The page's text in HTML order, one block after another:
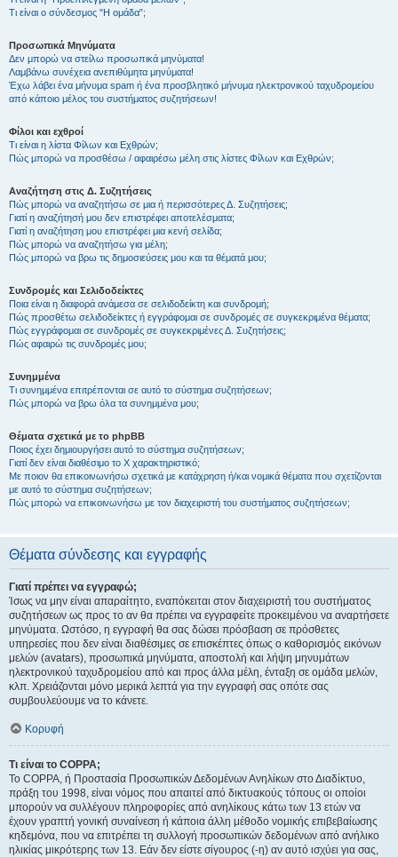
Τι είναι ο σύνδεσμος "Η ομάδα”;
Προσωπικά Μηνύματα
Δεν μπορώ να στείλω προσωπικά μηνύματα!
Λαμβάνω συνέχεια ανεπιθύμητα μηνύματα!
Έχω λάβει ένα μήνυμα spam ή ένα προσβλητικό μήνυμα ηλεκτρονικού ταχυδρομείου
από κάποιο μέλος του συστήματος συζητήσεων!
Φίλοι και εχθροί
Τι είναι η λίστα Φίλων και Εχθρών;
Πώς μπορώ να προσθέσω / αφαιρέσω μέλη στις λίστες Φίλων και Εχθρών;
Αναζήτηση στις Δ. Συζητήσεις
Πώς μπορώ να αναζητήσω σε μια ή περισσότερες Δ. Συζητήσεις;
Γιατί η αναζήτησή μου δεν επιστρέφει αποτελέσματα;
Γιατί η αναζήτηση μου επιστρέφει μια κενή σελίδα;
Πώς μπορώ να αναζητήσω για μέλη;
Πώς μπορώ να βρω τις δημοσιεύσεις μου και τα θέματά μου;
Συνδρομές και Σελιδοδείκτες
Ποια είναι η διαφορά ανάμεσα σε σελιδοδείκτη και συνδρομή;
Πώς προσθέτω σελιδοδείκτες ή εγγράφομαι σε συνδρομές σε συγκεκριμένα θέματα;
Πώς εγγράφομαι σε συνδρομές σε συγκεκριμένες Δ. Συζητήσεις;
Πώς αφαιρώ τις συνδρομές μου;
Συνημμένα
Τι συνημμένα επιτρέπονται σε αυτό το σύστημα συζητήσεων;
Πώς μπορώ να βρω όλα τα συνημμένα μου;
Θέματα σχετικά με το phpBB
Ποιος έχει δημιουργήσει αυτό το σύστημα συζητήσεων;
Γιατί δεν είναι διαθέσιμο το Χ χαρακτηριστικό;
Με ποιον θα επικοινωνήσω σχετικά με κατάχρηση ή/και νομικά θέματα που σχετίζονται
με αυτό το σύστημα συζητήσεων;
Πώς μπορώ να επικοινωνήσω με τον διαχειριστή του συστήματος συζητήσεων;
Θέματα σύνδεσης και εγγραφής
Γιατί πρέπει να εγγραφώ;
Ίσως να μην είναι απαραίτητο, εναπόκειται στον διαχειριστή του συστήματος
συζητήσεων ως προς το αν θα πρέπει να εγγραφείτε προκειμένου να αναρτήσετε
μηνύματα. Ωστόσο, η εγγραφή θα σας δώσει πρόσβαση σε πρόσθετες
υπηρεσίες που δεν είναι διαθέσιμες σε επισκέπτες όπως ο καθορισμός εικόνων
μελών (avatars), προσωπικά μηνύματα, αποστολή και λήψη μηνυμάτων
ηλεκτρονικού ταχυδρομείου από και προς άλλα μέλη, ένταξη σε ομάδα μελών,
κλπ. Χρειάζονται μόνο μερικά λεπτά για την εγγραφή σας οπότε σας
συμβουλεύουμε να το κάνετε.
Κορυφή
Τι είναι το COPPA;
Το COPPA, ή Προστασία Προσωπικών Δεδομένων Ανηλίκων στο Διαδίκτυο,
πράξη του 1998, είναι νόμος που απαιτεί από δικτυακούς τόπους οι οποίοι
μπορούν να συλλέγουν πληροφορίες από ανηλίκους κάτω των 13 ετών να
έχουν γραπτή γονική συναίνεση ή κάποια άλλη μέθοδο νομικής επιβεβαίωσης
κηδεμόνα, που να επιτρέπει τη συλλογή προσωπικών δεδομένων από ανήλικο
ηλικίας μικρότερης των 13. Εάν δεν είστε σίγουρος (-η) αν αυτό ισχύει για σας,